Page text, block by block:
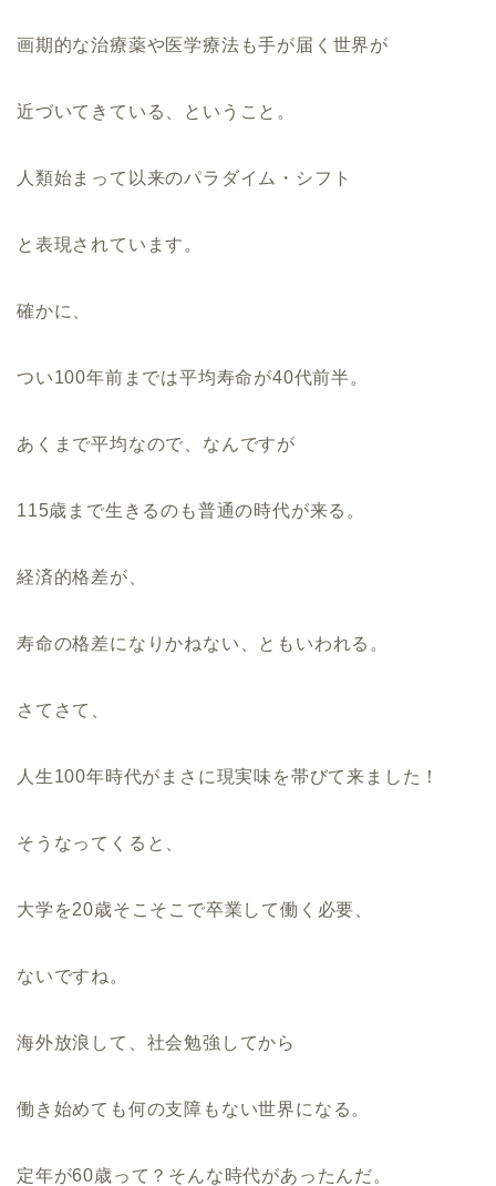
画期的な治療薬や医学療法も手が届く世界が
近づいてきている、ということ。
人類始まって以来のパラダイム・シフト
と表現されています。
確かに、
つい100年前までは平均寿命が40代前半。
あくまで平均なので、なんですが
115歳まで生きるのも普通の時代が来る。
経済的格差が、
寿命の格差になりかねない、ともいわれる。
さてさて、
人生100年時代がまさに現実味を帯びて来ました！
そうなってくると、
大学を20歳そこそこで卒業して働く必要、
ないですね。
海外放浪して、社会勉強してから
働き始めても何の支障もない世界になる。
定年が60歳って？そんな時代があったんだ。